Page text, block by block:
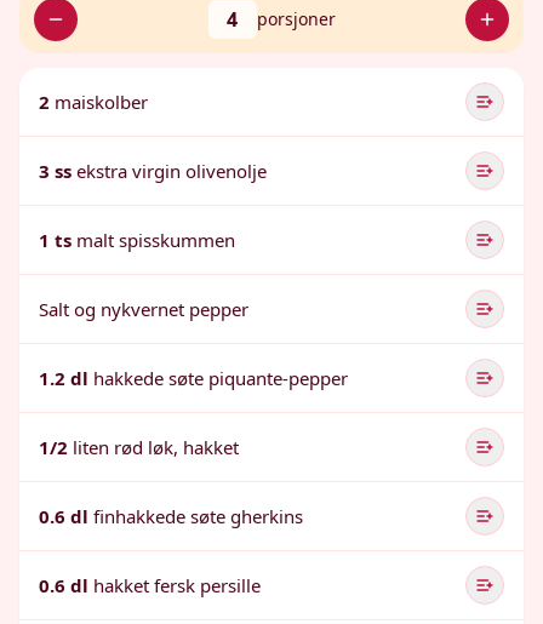
4 porsjoner
2 maiskolber
3 ss ekstra virgin olivenolje
1 ts malt spisskummen
Salt og nykvernet pepper
1.2 dl hakkede søte piquante-pepper
1/2 liten rød løk, hakket
0.6 dl finhakkede søte gherkins
0.6 dl hakket fersk persille